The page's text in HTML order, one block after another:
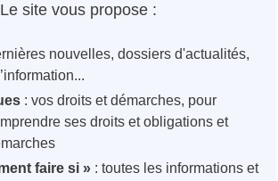
Le site vous propose :
nouvelles, dossiers d'actualités,
: vos droits et démarches, pour
ses droits et obligations et
faire si » : toutes les informations et